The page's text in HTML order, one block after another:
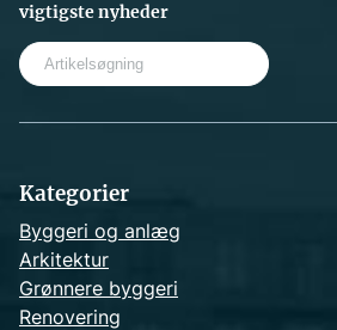
vigtigste nyheder
Kategorier
Byggeri og anlæg
Arkitektur
Grønnere byggeri
Renovering